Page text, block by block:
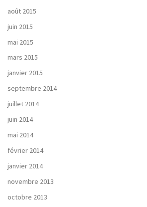
août 2015
juin 2015
mai 2015
mars 2015
janvier 2015
septembre 2014
juillet 2014
juin 2014
mai 2014
février 2014
janvier 2014
novembre 2013
octobre 2013